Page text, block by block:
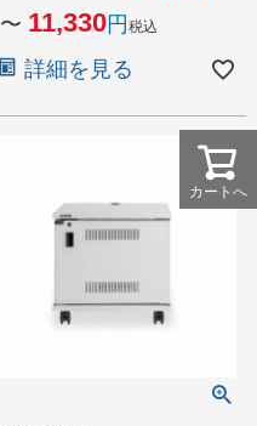
〜 11,330 税込
詳細を見る
カートへ